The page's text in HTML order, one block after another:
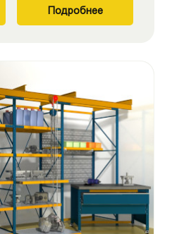
Подробнее